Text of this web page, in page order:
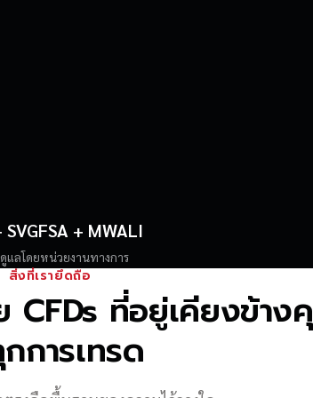
SVGFSA + MWALI
แลโดยหน่วยงานทางการ
สิ่งที่เรายึดถือ
CFDs ที่อยู่เคียงข้า
การเทรด